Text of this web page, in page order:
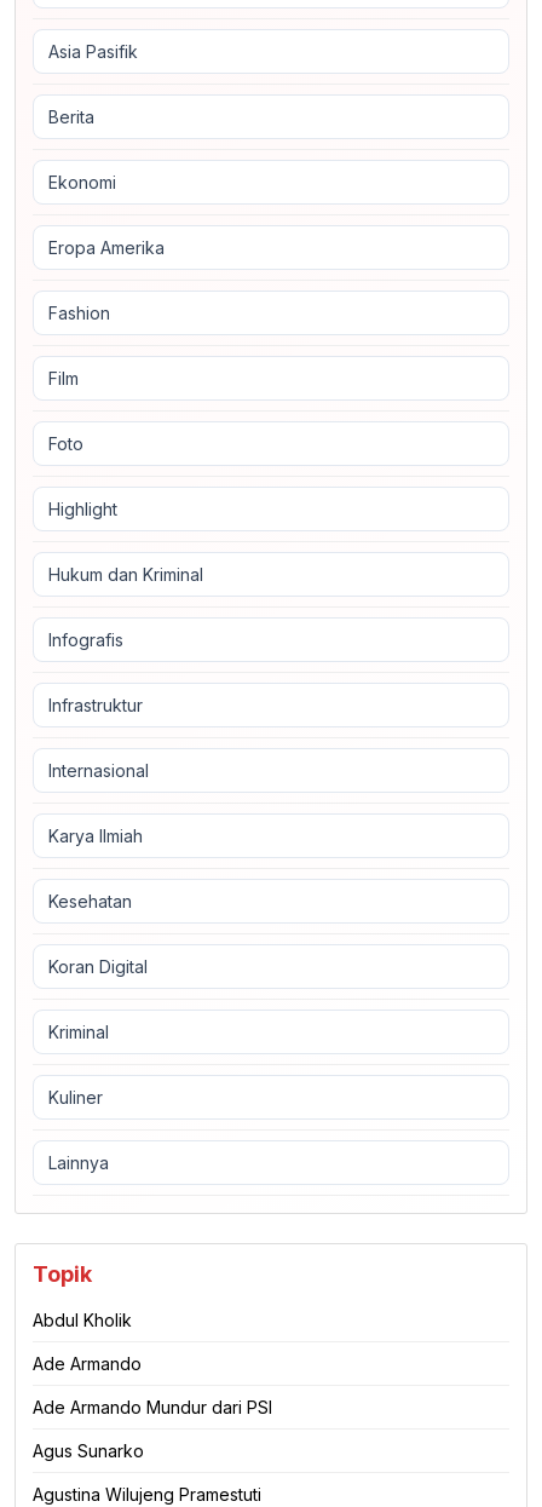
Asia Pasifik
Berita
Ekonomi
Eropa Amerika
Fashion
Film
Foto
Highlight
Hukum dan Kriminal
Infografis
Infrastruktur
Internasional
Karya Ilmiah
Kesehatan
Koran Digital
Kriminal
Kuliner
Lainnya
Topik
Abdul Kholik
Ade Armando
Ade Armando Mundur dari PSI
Agus Sunarko
Agustina Wilujeng Pramestuti